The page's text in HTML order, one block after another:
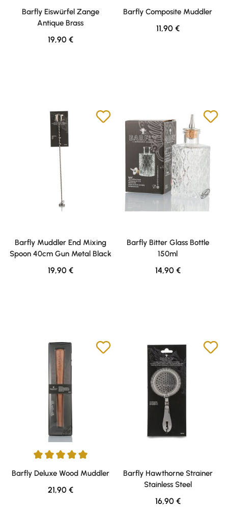
Durchschnittliche Bewertung von 4.5 von 5 Sternen
Barfly Eiswürfel Zange
Antique Brass
Regulärer Preis:
19,90 €
Durchschnittliche Bewertung
Barfly Composite Muddler
Regulärer Preis:
11,90 €
Barfly Muddler End Mixing
Spoon 40cm Gun Metal Black
Regulärer Preis:
19,90 €
Barfly Bitter Glass Bottle
150ml
Regulärer Preis:
14,90 €
Durchschnittliche Bewertung von 5 von 5 Sternen
Barfly Deluxe Wood Muddler
Regulärer Preis:
21,90 €
Barfly Hawthorne Strainer
Stainless Steel
Regulärer Preis:
16,90 €